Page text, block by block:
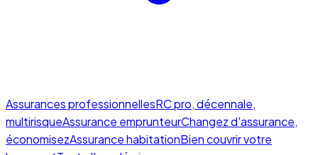
Assurances professionnellesRC pro, décennale,
multirisqueAssurance emprunteurChangez d'assurance,
économisezAssurance habitationBien couvrir votre